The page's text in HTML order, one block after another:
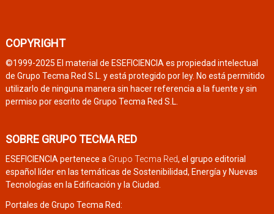
COPYRIGHT
©1999-2025 El material de ESEFICIENCIA es propiedad intelectual
de Grupo Tecma Red S.L. y está protegido por ley. No está permitido
utilizarlo de ninguna manera sin hacer referencia a la fuente y sin
permiso por escrito de Grupo Tecma Red S.L.
SOBRE GRUPO TECMA RED
ESEFICIENCIA pertenece a Grupo Tecma Red, el grupo editorial
español líder en las temáticas de Sostenibilidad, Energía y Nuevas
Tecnologías en la Edificación y la Ciudad.
Portales de Grupo Tecma Red: